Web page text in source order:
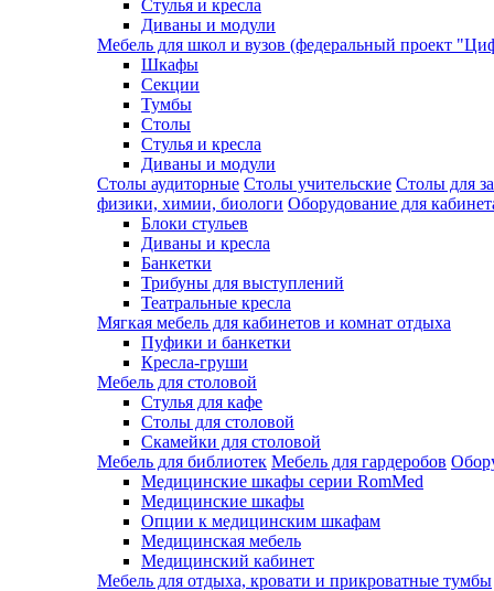
Стулья и кресла
Диваны и модули
Мебель для школ и вузов (федеральный проект
Шкафы
Секции
Тумбы
Столы
Стулья и кресла
Диваны и модули
Столы аудиторные Столы учительские Столы для
физики, химии, биологи Оборудование для
Блоки стульев
Диваны и кресла
Банкетки
Трибуны для выступлений
Театральные кресла
Мягкая мебель для кабинетов и комнат отдыха
Пуфики и банкетки
Кресла-груши
Мебель для столовой
Cтулья для кафе
Cтолы для столовой
Скамейки для столовой
Мебель для библиотек Мебель для гардеробов
Медицинские шкафы серии RomMed
Медицинские шкафы
Опции к медицинским шкафам
Медицинская мебель
Медицинский кабинет
Мебель для отдыха, кровати и прикроватные тумбы